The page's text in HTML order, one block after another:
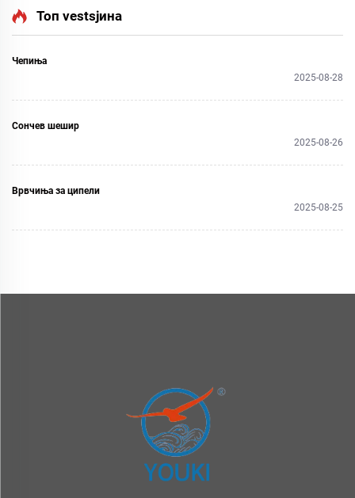
Дему, црно лице, овца,
Топ vestsјина
Чепиња
2025-08-28
Сончев шешир
2025-08-26
Врвчиња за ципели
2025-08-25